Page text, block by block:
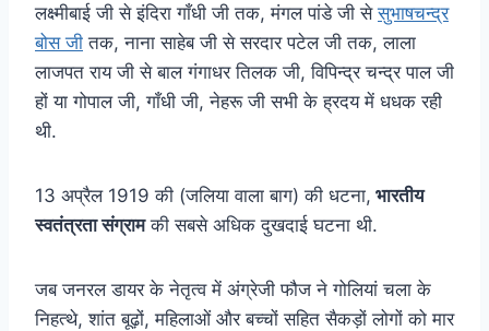
लक्ष्मीबाई जी से इंदिरा गाँधी जी तक, मंगल पांडे जी सेसुभाषचन्द्र
बोस जी तक, नाना साहेब जी से सरदार पटेल जी तक, लाला
लाजपत राय जी से बाल गंगाधर तिलक जी, विपिन्द्र चन्द्र पाल जी
हों या गोपाल जी, गाँधी जी, नेहरू जी सभी के ह्रदय में धधक रही
थी.
13 अप्रैल 1919 की (जलिया वाला बाग) की धटना, भारतीय
स्वतंत्रता संग्रामकी सबसे अधिक दुखदाई घटना थी.
जब जनरल डायर के नेतृत्व में अंग्रेजी फौज ने गोलियां चला के
निहत्थे, शांत बूढ़ों, महिलाओं और बच्चों सहित सैकड़ों लोगों को मार